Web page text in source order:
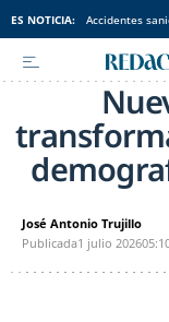
ES NOTICIA: Accidentes
José Antonio Trujillo
Publicada1 julio 2026